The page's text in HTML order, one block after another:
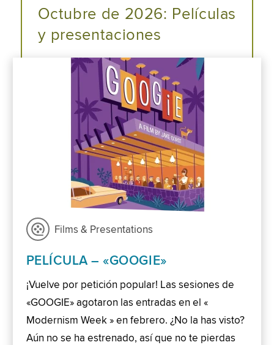
Octubre de 2026: Películas
y presentaciones
Films & Presentations
PELÍCULA – «GOOGIE»
¡Vuelve por petición popular! Las sesiones de
«GOOGIE» agotaron las entradas en el «
Modernism Week » en febrero. ¿No la has visto?
Aún no se ha estrenado, así que no te pierdas